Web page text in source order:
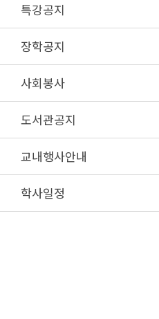
특강공지
장학공지
사회봉사
도서관공지
교내행사안내
학사일정